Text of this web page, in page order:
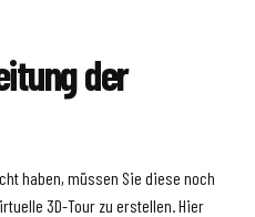
der
haben, müssen Sie diese noch
3D-Tour zu erstellen. Hier